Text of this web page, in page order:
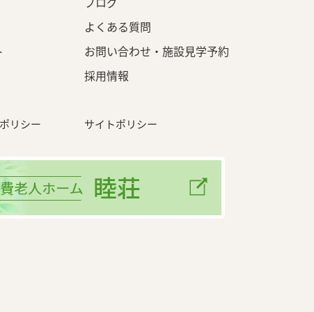
よくある質問
お問い合わせ・施設見学予約
採用情報
リシー サイトポリシー